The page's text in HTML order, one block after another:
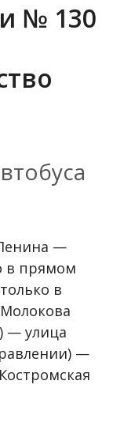
№ 130
—
в прямом
в
— улица
—